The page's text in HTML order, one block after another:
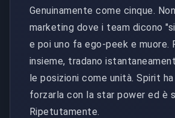
Genuinamente come cinque.
marketing dove i team dicono
e poi uno fa ego-peek e muore.
insieme, tradano
le posizioni come unità. Spirit
forzarla con la star power ed è
Ripetutamente.